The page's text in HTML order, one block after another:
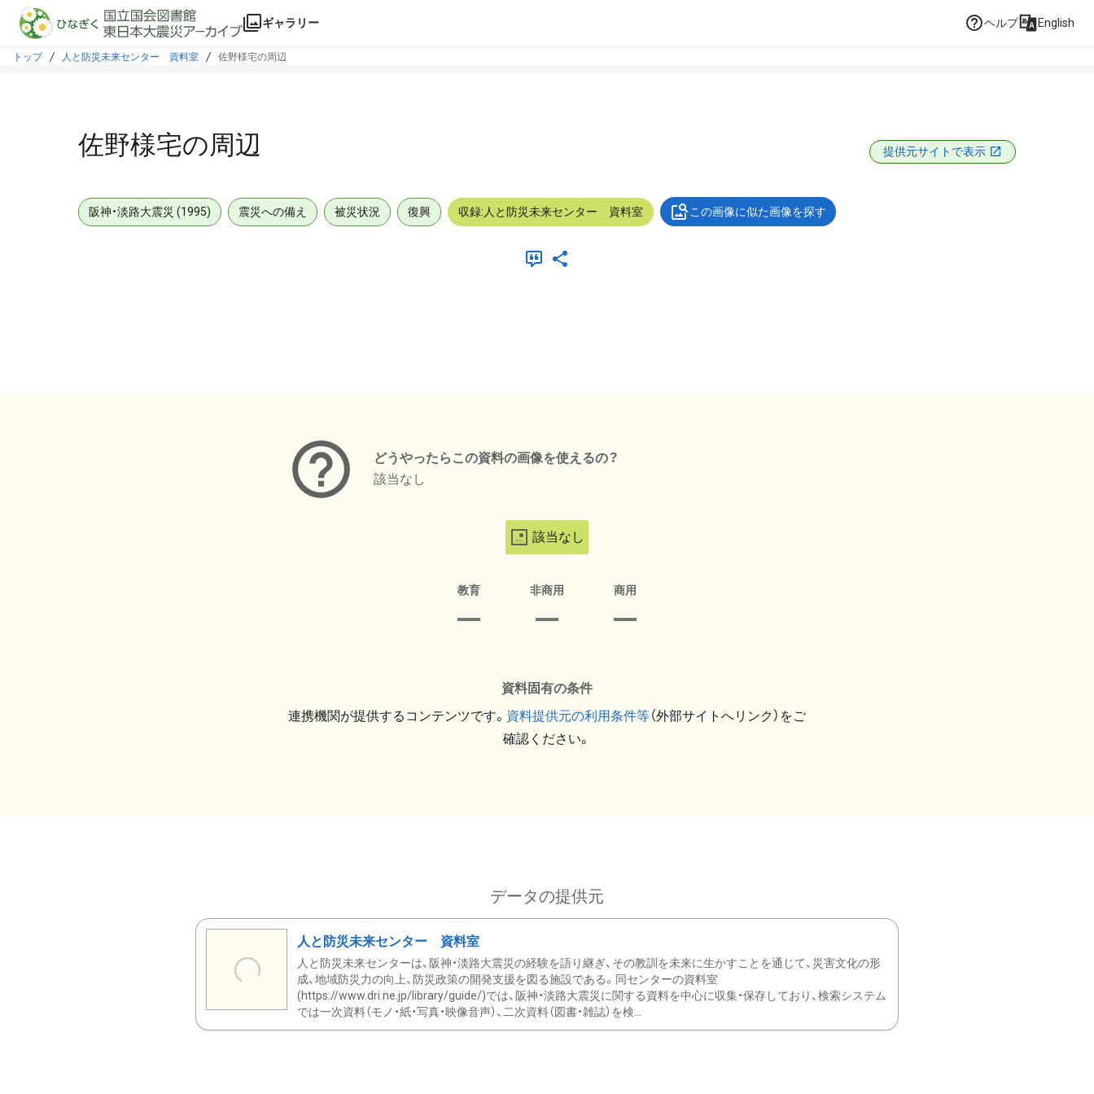
本文に飛ぶ
ギャラリー ヘルプ English
トップ 人と防災未来センター 資料室 佐野様宅の周辺
佐野様宅の周辺 提供元サイトで表示
阪神・淡路大震災 (1995) 震災への備え 被災状況 復興 収録:人と防災未来センター 資料室 この画像に似た画像を探す
どうやったらこの資料の画像を使えるの？
該当なし
該当なし
教育 非商用 商用
資料固有の条件
連携機関が提供するコンテンツです。 資料提供元の利用条件等（外部サイトへリンク）をご
確認ください。
データの提供元
人と防災未来センター 資料室
人と防災未来センターは、阪神・淡路大震災の経験を語り継ぎ、その教訓を未来に生かすことを通じて、災害文化の形
成、地域防災力の向上、防災政策の開発支援を図る施設である。同センターの資料室
(https://www.dri.ne.jp/library/guide/)では、阪神・淡路大震災に関する資料を中心に収集・保存しており、検索システム
では一次資料（モノ・紙・写真・映像音声）、二次資料（図書・雑誌）を検...